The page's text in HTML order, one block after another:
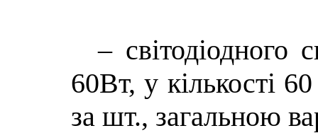
– світодіодного
60Вт, у кількості
за шт., загальною